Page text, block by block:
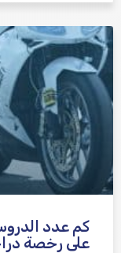
كم عدد
على رخصة